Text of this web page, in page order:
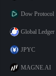
Dow Protocol
Global Ledger
JPYC
MAGNE.AI